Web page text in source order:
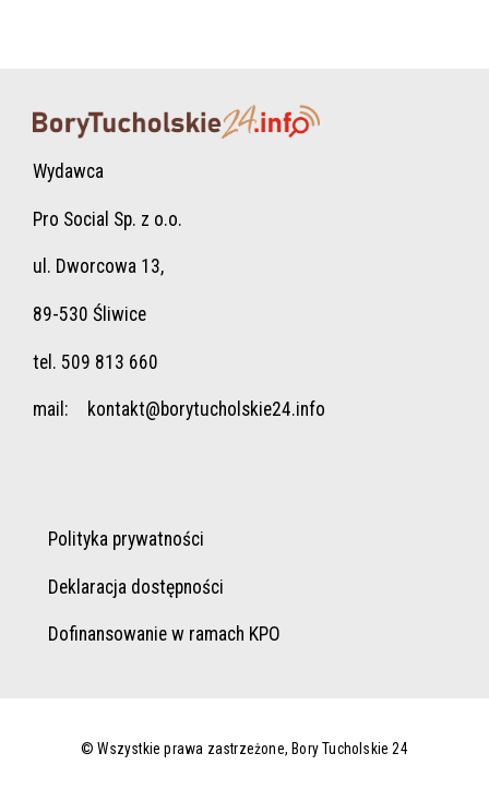
Wydawca
Pro Social Sp. z o.o.
ul. Dworcowa 13,
89-530 Śliwice
tel. 509 813 660
mail: kontakt@borytucholskie24.info
Polityka prywatności
Deklaracja dostępności
Dofinansowanie w ramach KPO
© Wszystkie prawa zastrzeżone, Bory Tucholskie 24